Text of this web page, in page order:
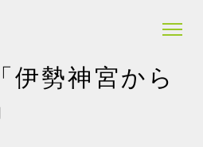
伊勢神宮から